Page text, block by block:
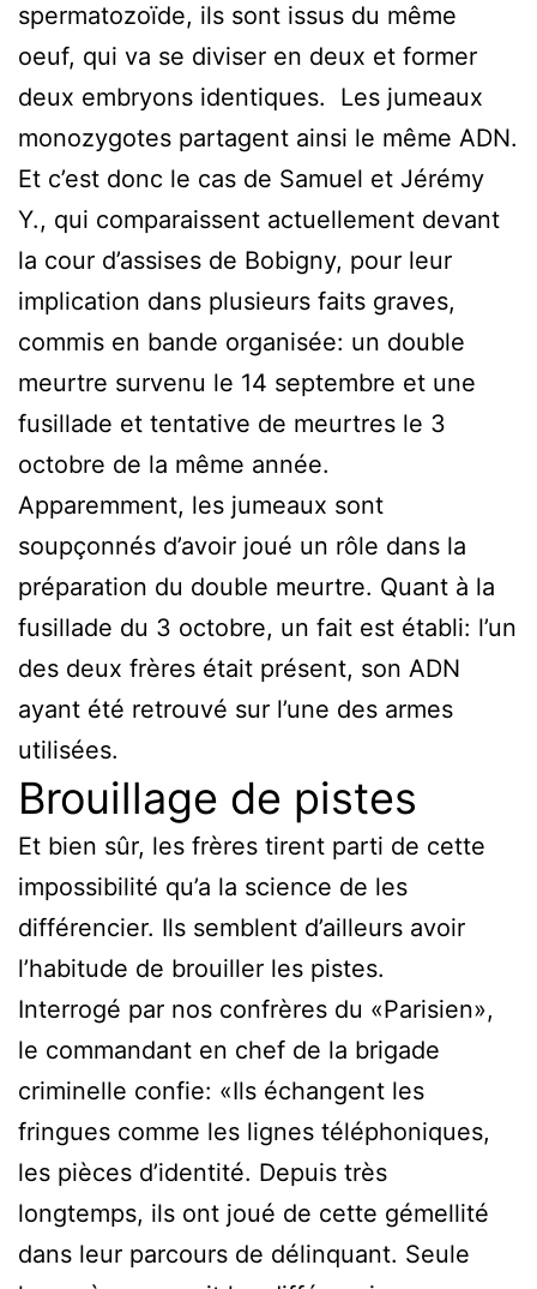
spermatozoïde, ils sont issus du même
oeuf, qui va se diviser en deux et former
deux embryons identiques. Les jumeaux
monozygotes partagent ainsi le même ADN.
Et c’est donc le cas de Samuel et Jérémy
Y., qui comparaissent actuellement devant
la cour d’assises de Bobigny, pour leur
implication dans plusieurs faits graves,
commis en bande organisée: un double
meurtre survenu le 14 septembre et une
fusillade et tentative de meurtres le 3
octobre de la même année.
Apparemment, les jumeaux sont
soupçonnés d’avoir joué un rôle dans la
préparation du double meurtre. Quant à la
fusillade du 3 octobre, un fait est établi: l’un
des deux frères était présent, son ADN
ayant été retrouvé sur l’une des armes
utilisées.
Brouillage de pistes
Et bien sûr, les frères tirent parti de cette
impossibilité qu’a la science de les
différencier. Ils semblent d’ailleurs avoir
l’habitude de brouiller les pistes.
Interrogé par nos confrères du «Parisien»,
le commandant en chef de la brigade
criminelle confie: «Ils échangent les
fringues comme les lignes téléphoniques,
les pièces d’identité. Depuis très
longtemps, ils ont joué de cette gémellité
dans leur parcours de délinquant. Seule